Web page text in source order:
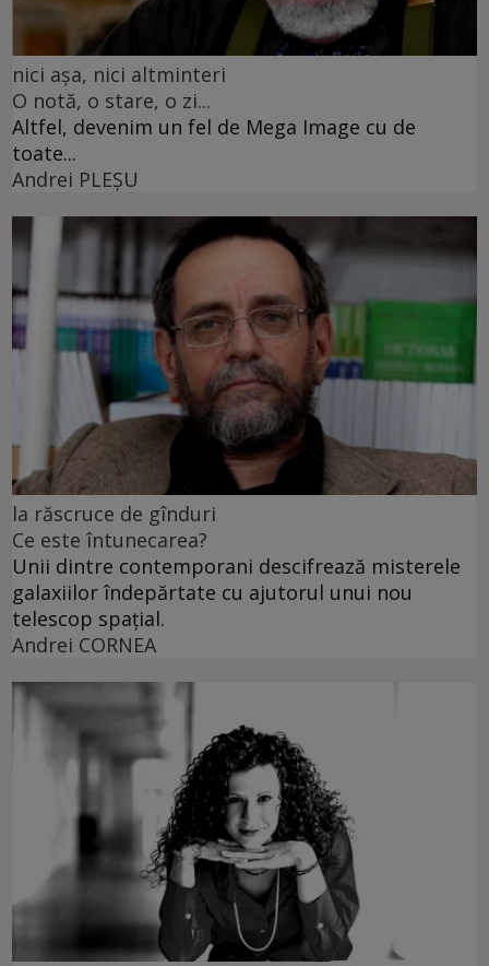
nici așa, nici altminteri
O notă, o stare, o zi...
Altfel, devenim un fel de Mega Image cu de
toate...
Andrei PLEŞU
la răscruce de gînduri
Ce este întunecarea?
Unii dintre contemporani descifrează misterele
galaxiilor îndepărtate cu ajutorul unui nou
telescop spațial.
Andrei CORNEA